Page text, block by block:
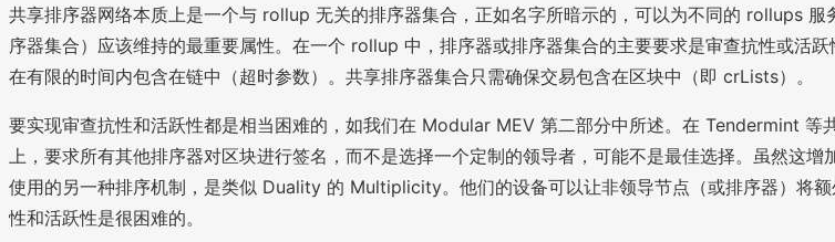
共享排序器网络本质上是一个与 rollup 无关的排序器集合，正如名字所暗示的，可以为不同的 rollups
序器集合）应该维持的最重要属性。在一个 rollup 中，排序器或排序器集合的主要要求是审查抗性或活
在有限的时间内包含在链中（超时参数）。共享排序器集合只需确保交易包含在区块中（即 crLists）。
要实现审查抗性和活跃性都是相当困难的，如我们在 Modular MEV 第二部分中所述。在 Tendermint
上，要求所有其他排序器对区块进行签名，而不是选择一个定制的领导者，可能不是最佳选择。虽然这
使用的另一种排序机制，是类似 Duality 的 Multiplicity。他们的设备可以让非领导节点（或排序器）将
性和活跃性是很困难的。